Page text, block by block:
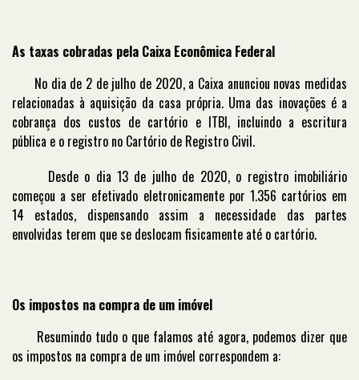
As taxas cobradas pela Caixa Econômica Federal
No dia de 2 de julho de 2020, a Caixa anunciou novas medidas
relacionadas à aquisição da casa própria. Uma das inovações é a
cobrança dos custos de cartório e ITBI, incluindo a escritura
pública e o registro no Cartório de Registro Civil.
Desde o dia 13 de julho de 2020, o registro imobiliário
começou a ser efetivado eletronicamente por 1.356 cartórios em
14 estados, dispensando assim a necessidade das partes
envolvidas terem que se deslocam fisicamente até o cartório.
Os impostos na compra de um imóvel
Resumindo tudo o que falamos até agora, podemos dizer que
os impostos na compra de um imóvel correspondem a: